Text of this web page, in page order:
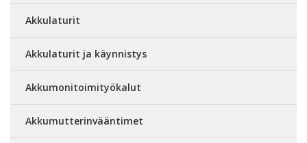
Akkulaturit
Akkulaturit ja käynnistys
Akkumonitoimityökalut
Akkumutterinvääntimet